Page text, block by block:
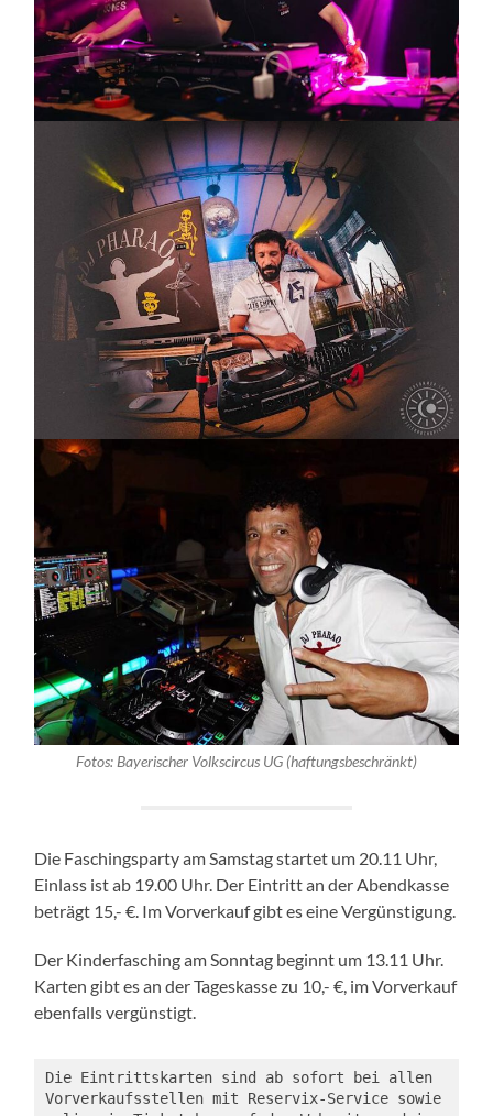
Fotos: Bayerischer Volkscircus UG (haftungsbeschränkt)
Die Faschingsparty am Samstag startet um 20.11 Uhr,
Einlass ist ab 19.00 Uhr. Der Eintritt an der Abendkasse
beträgt 15,- €. Im Vorverkauf gibt es eine Vergünstigung.
Der Kinderfasching am Sonntag beginnt um 13.11 Uhr.
Karten gibt es an der Tageskasse zu 10,- €, im Vorverkauf
ebenfalls vergünstigt.
Die Eintrittskarten sind ab sofort bei allen
Vorverkaufsstellen mit Reservix-Service sowie